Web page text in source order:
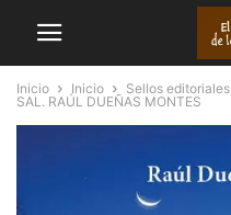
Inicio Inicio Sellos editoriales
SAL. RAÚL DUEÑAS MONTES